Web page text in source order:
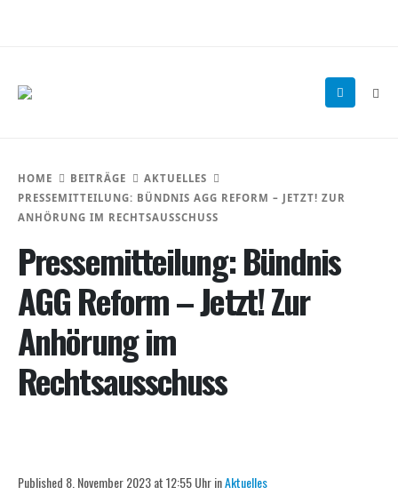
HOME BEITRÄGE
AKTUELLES
PRESSEMITTEILUNG: BÜNDNIS AGG REFORM – JETZT! ZUR
ANHÖRUNG IM RECHTSAUSSCHUSS
Pressemitteilung: Bündnis
AGG Reform – Jetzt! Zur
Anhörung im
Rechtsausschuss
Published 8. November 2023 at 12:55 Uhr inAktuelles